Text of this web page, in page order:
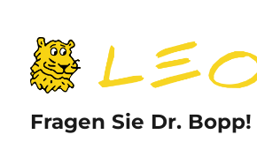
Fragen Sie Dr. Bopp!